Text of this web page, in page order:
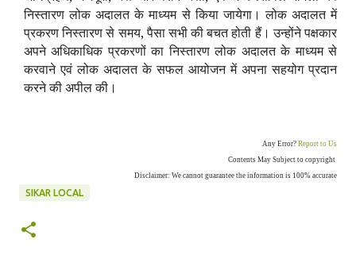
निस्तारण लोक अदालत के माध्यम से किया जायेगा। लोक अदालत में
प्रकरण निस्तारण से समय, पैसा सभी की बचत होती हैं। उन्होंने पक्षकार
अपने अधिकाधिक प्रकरणों का निस्तारण लोक अदालत के माध्यम से
करवाने एवं लोक अदालत के सफल आयोजन में अपना सहयोग प्रदान
करने की अपील की।
Any Error? Report to Us
Contents May Subject to copyright
Disclaimer: We cannot guarantee the information is 100% accurate
SIKAR LOCAL